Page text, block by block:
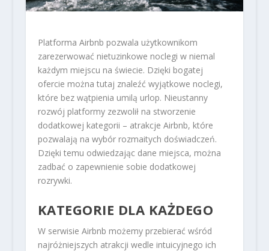
Platforma Airbnb pozwala użytkownikom
zarezerwować nietuzinkowe noclegi w niemal
każdym miejscu na świecie. Dzięki bogatej
ofercie można tutaj znaleźć wyjątkowe noclegi,
które bez wątpienia umilą urlop. Nieustanny
rozwój platformy zezwolił na stworzenie
dodatkowej kategorii – atrakcje Airbnb, które
pozwalają na wybór rozmaitych doświadczeń.
Dzięki temu odwiedzając dane miejsca, można
zadbać o zapewnienie sobie dodatkowej
rozrywki.
KATEGORIE DLA KAŻDEGO
W serwisie Airbnb możemy przebierać wśród
najróżniejszych atrakcji wedle intuicyjnego ich